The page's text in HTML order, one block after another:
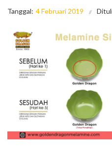
Tanggal: 4 Februari 2019